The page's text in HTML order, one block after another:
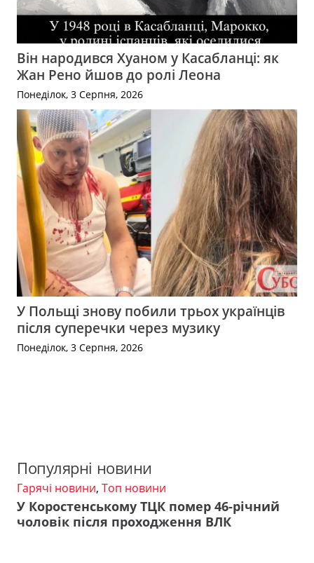
Він народився Хуаном у Касабланці: як
Жан Рено йшов до ролі Леона
Понеділок, 3 Серпня, 2026
У Польщі знову побили трьох українців
після суперечки через музику
Понеділок, 3 Серпня, 2026
Популярні новини
Гарячі новини, Топ новини
У Коростенському ТЦК помер 46-річний
чоловік після проходження ВЛК